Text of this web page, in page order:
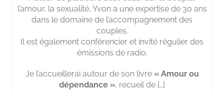
l’amour, la sexualité, Yvon a une expertise de 30 ans
dans le domaine de l’accompagnement des
couples.
Il est également conférencier et invité régulier des
émissions de radio.
Je l’accueillerai autour de son livre « Amour ou
dépendance », recueil de […]